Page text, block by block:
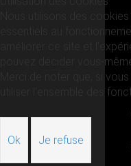
Nous utilisons des
essentiels au
améliorer ce site et
pouvez décider vous-
Merci de noter que, si
utiliser l’ensemble des
Ok Je refuse